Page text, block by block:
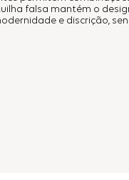
falsa mantém o
e discrição,